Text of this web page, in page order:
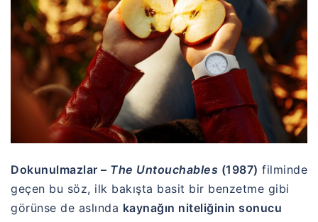
Dokunulmazlar – The Untouchables (1987) filminde
geçen bu söz, ilk bakışta basit bir benzetme gibi
görünse de aslında kaynağın niteliğinin sonucu